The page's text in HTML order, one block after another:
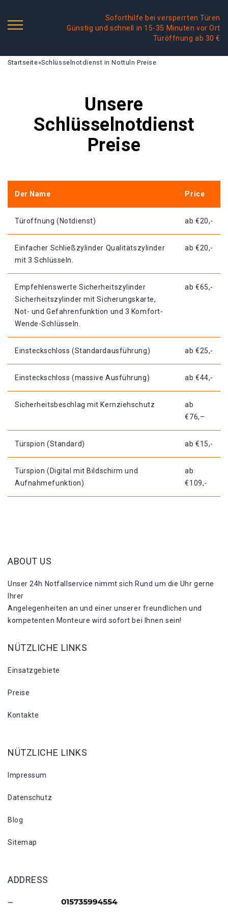
Soforthilfe bei versperrten Türen
Günstig und schnell in 15-35 Minuten vor Ort
Türöffnung ab 30 €
Startseite»Schlüsselnotdienst in Nottuln Preise
Unsere
Schlüsselnotdienst
Preise
Der Name Price
Türoffnung (Notdienst) ab €20,-
Einfacher Schließzylinder Qualitätszylinder
mit 3 Schlüsseln.
ab €20,-
Empfehlenswerte Sicherheitszylinder
Sicherheitszylinder mit Sicherungskarte,
Not- und Gefahrenfunktion und 3 Komfort-
Wende-Schlüsseln.
ab €65,-
Einsteckschloss (Standardausführung) ab €25,-
Einsteckschloss (massive Ausführung) ab €44,-
Sicherheitsbeschlag mit Kernziehschutz
ab
€76,–
Türspion (Standard) ab €15,-
Türspion (Digital mit Bildschirm und
Aufnahmefunktion)
ab
€109,-
ABOUT US
Unser 24h Notfallservice nimmt sich Rund um die Uhr gerne
Ihrer
Angelegenheiten an und einer unserer freundlichen und
kompetenten Monteure wird sofort bei Ihnen sein!
NÜTZLICHE LINKS
Einsatzgebiete
Preise
Kontakte
NÜTZLICHE LINKS
Impressum
Datenschutz
Blog
Sitemap
ADDRESS